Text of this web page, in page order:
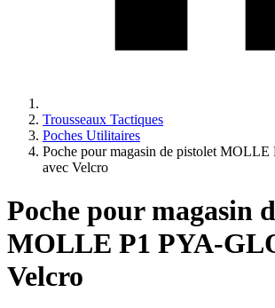
Trousseaux Tactiques
Poches Utilitaires
Poche pour magasin de pistolet
avec Velcro
Poche pour magasin
MOLLE P1 PYA-
Velcro